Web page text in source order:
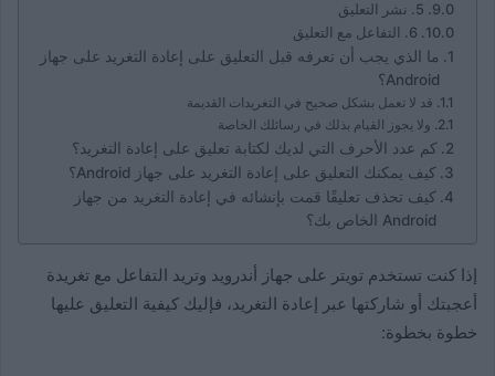
5. نشر التعليق
6. التفاعل مع التعليق
ما الذي يجب أن تعرفه قبل التعليق على إعادة التغريد على جهاز
Android؟
قد لا تعمل بشكل صحيح في التغريدات القديمة
ولا يجوز القيام بذلك في رسائلك الخاصة
كم عدد الأحرف التي لديك لكتابة تعليق على إعادة التغريد؟
كيف يمكنك التعليق على إعادة التغريد على جهاز Android؟
كيف تحذف تعليقًا قمت بإنشائه في إعادة التغريد من جهاز
Android الخاص بك؟
إذا كنت تستخدم تويتر على جهاز أندرويد وتريد التفاعل مع تغريدة
أعجبتك أو شاركتها عبر إعادة التغريد، فإليك كيفية التعليق عليها
خطوة بخطوة: